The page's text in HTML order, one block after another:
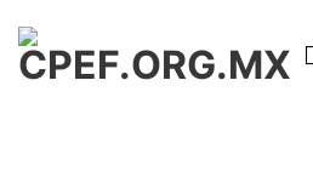
contenido